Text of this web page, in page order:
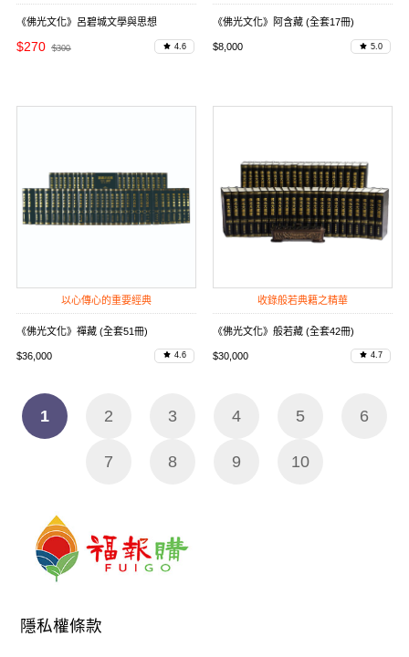
《佛光文化》呂碧城文學與思想
$270 $300 4.6
《佛光文化》阿含藏 (全套17冊)
$8,000 5.0
以心傳心的重要經典
《佛光文化》禪藏 (全套51冊)
$36,000 4.6
收錄般若典籍之精華
《佛光文化》般若藏 (全套42冊)
$30,000 4.7
1 2 3 4 5 6
7 8 9 10
隱私權條款